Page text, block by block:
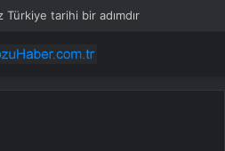
tarihi bir adımdır